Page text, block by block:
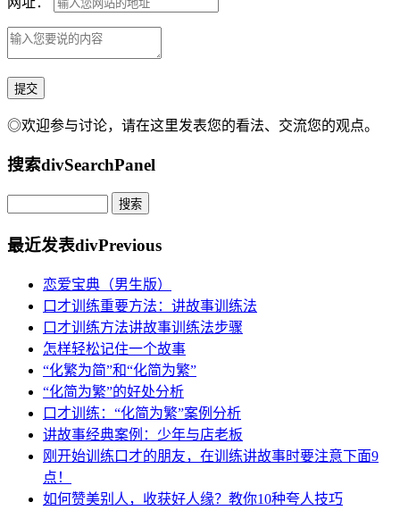
◎欢迎参与讨论，请在这里发表您的看法、交流您的观点。
搜索divSearchPanel
最近发表divPrevious
恋爱宝典（男生版）
口才训练重要方法：讲故事训练法
口才训练方法讲故事训练法步骤
怎样轻松记住一个故事
“化繁为简”和“化简为繁”
“化简为繁”的好处分析
口才训练：“化简为繁”案例分析
讲故事经典案例：少年与店老板
刚开始训练口才的朋友，在训练讲故事时要注意下面9
点！
如何赞美别人，收获好人缘？教你10种夸人技巧